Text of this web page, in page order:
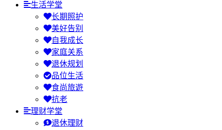
生活学堂
长期照护
美好告别
自我成长
家庭关系
退休规划
品位生活
食尚旅遊
抗老
理财学堂
退休理财